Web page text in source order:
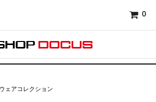
0
ェアコレクション